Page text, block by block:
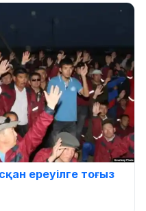
ереуілге тоғыз